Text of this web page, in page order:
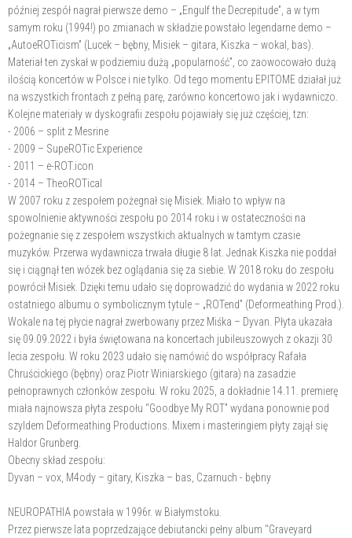
później zespół nagrał pierwsze demo – „Engulf the Decrepitude”, a w tym
samym roku (1994!) po zmianach w składzie powstało legendarne demo –
„AutoeROTicism” (Lucek – bębny, Misiek – gitara, Kiszka – wokal, bas).
Materiał ten zyskał w podziemiu dużą „popularność”, co zaowocowało dużą
ilością koncertów w Polsce i nie tylko. Od tego momentu EPITOME działał już
na wszystkich frontach z pełną parę, zarówno koncertowo jak i wydawniczo.
Kolejne materiały w dyskografii zespołu pojawiały się już częściej, tzn:
- 2006 – split z Mesrine
- 2009 – SupeROTic Experience
- 2011 – e-ROT.icon
- 2014 – TheoROTical
W 2007 roku z zespołem pożegnał się Misiek. Miało to wpływ na
spowolnienie aktywności zespołu po 2014 roku i w ostateczności na
pożegnanie się z zespołem wszystkich aktualnych w tamtym czasie
muzyków. Przerwa wydawnicza trwała długie 8 lat. Jednak Kiszka nie poddał
się i ciągnął ten wózek bez oglądania się za siebie. W 2018 roku do zespołu
powrócił Misiek. Dzięki temu udało się doprowadzić do wydania w 2022 roku
ostatniego albumu o symbolicznym tytule – „ROTend” (Deformeathing Prod.).
Wokale na tej płycie nagrał zwerbowany przez Miśka – Dyvan. Płyta ukazała
się 09.09.2022 i była świętowana na koncertach jubileuszowych z okazji 30
lecia zespołu. W roku 2023 udało się namówić do współpracy Rafała
Chruścickiego (bębny) oraz Piotr Winiarskiego (gitara) na zasadzie
pełnoprawnych członków zespołu. W roku 2025, a dokładnie 14.11. premierę
miała najnowsza płyta zespołu “Goodbye My ROT” wydana ponownie pod
szyldem Deformeathing Productions. Mixem i masteringiem płyty zajął się
Haldor Grunberg.
Obecny skład zespołu:
Dyvan – vox, M4ody – gitary, Kiszka – bas, Czarnuch - bębny
NEUROPATHIA powstała w 1996r. w Białymstoku.
Przez pierwsze lata poprzedzające debiutancki pełny album "Graveyard